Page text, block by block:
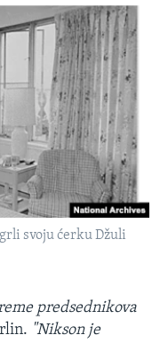
svoju ćerku Džuli
predsednikova
"Nikson je